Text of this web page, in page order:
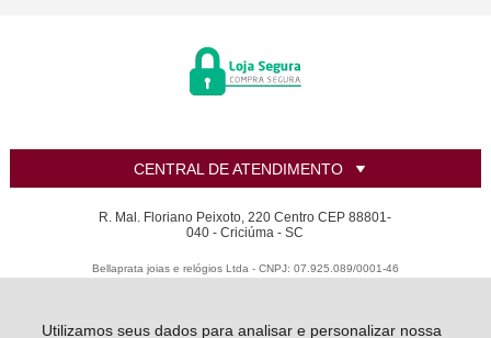
Utilizamos seus dados para analisar e personalizar nossa
CENTRAL DE ATENDIMENTO
R. Mal. Floriano Peixoto, 220 Centro CEP 88801-
040 - Criciúma - SC
Bellaprata joias e relógios Ltda - CNPJ: 07.925.089/0001-46